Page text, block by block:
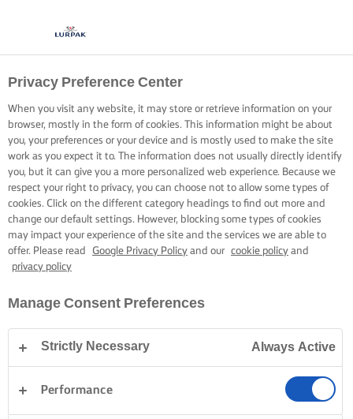
Privacy Preference Center
When you visit any website, it may store or retrieve information on your
browser, mostly in the form of cookies. This information might be about
you, your preferences or your device and is mostly used to make the site
work as you expect it to. The information does not usually directly identify
you, but it can give you a more personalized web experience. Because we
respect your right to privacy, you can choose not to allow some types of
cookies. Click on the different category headings to find out more and
change our default settings. However, blocking some types of cookies
may impact your experience of the site and the services we are able to
offer. Please read
Google Privacy Policy and our cookie policy and
privacy policy
Manage Consent Preferences
Strictly Necessary Always Active
Performance